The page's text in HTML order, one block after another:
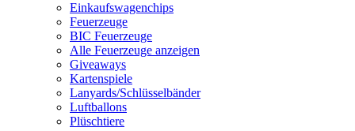
Einkaufswagenchips
Feuerzeuge
BIC Feuerzeuge
Alle Feuerzeuge anzeigen
Giveaways
Kartenspiele
Lanyards/Schlüsselbänder
Luftballons
Plüschtiere